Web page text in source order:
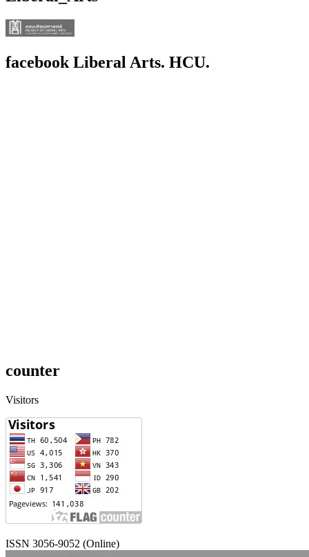
facebook Liberal Arts. HCU.
counter
Visitors
ISSN 3056-9052 (Online)